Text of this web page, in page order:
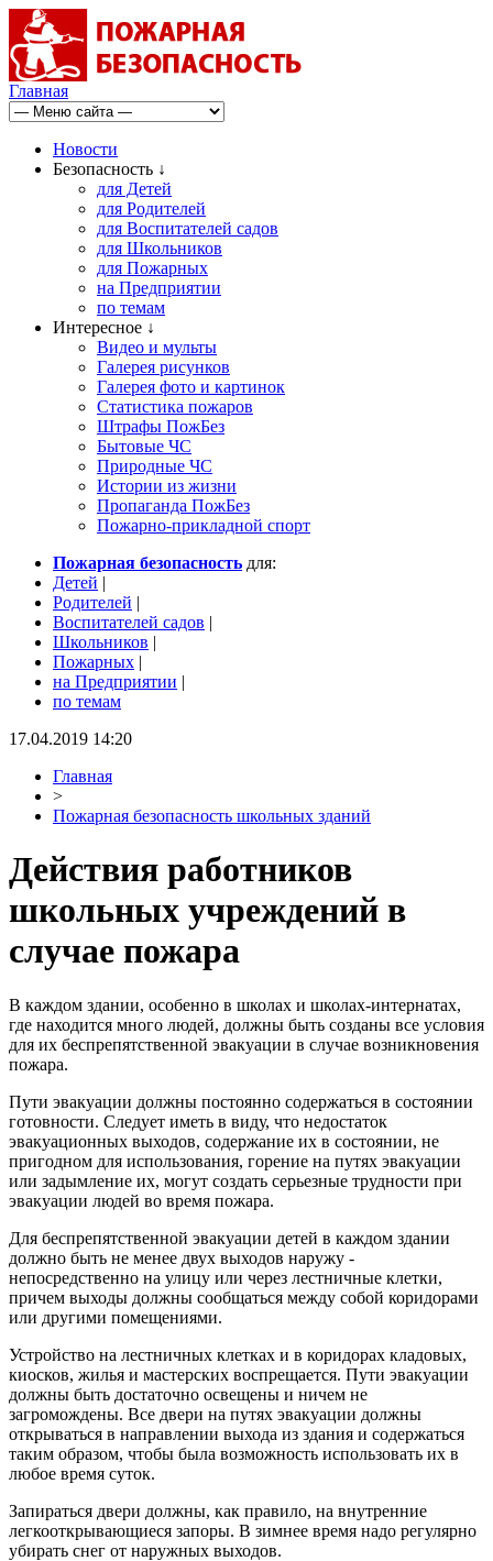
Главная
Новости
Безопасность ↓
для Детей
для Родителей
для Воспитателей садов
для Школьников
для Пожарных
на Предприятии
по темам
Интересное ↓
Видео и мульты
Галерея рисунков
Галерея фото и картинок
Статистика пожаров
Штрафы ПожБез
Бытовые ЧС
Природные ЧС
Истории из жизни
Пропаганда ПожБез
Пожарно-прикладной спорт
Пожарная безопасность для:
Детей |
Родителей |
Воспитателей садов |
Школьников |
Пожарных |
на Предприятии |
по темам
17.04.2019 14:20
Главная
>
Пожарная безопасность школьных зданий
Действия работников
школьных учреждений в
случае пожара
В каждом здании, особенно в школах и школах-интернатах,
где находится много людей, должны быть созданы все условия
для их беспрепятственной эвакуации в случае возникновения
пожара.
Пути эвакуации должны постоянно содержаться в состоянии
готовности. Следует иметь в виду, что недостаток
эвакуационных выходов, содержание их в состоянии, не
пригодном для использования, горение на путях эвакуации
или задымление их, могут создать серьезные трудности при
эвакуации людей во время пожара.
Для беспрепятственной эвакуации детей в каждом здании
должно быть не менее двух выходов наружу -
непосредственно на улицу или через лестничные клетки,
причем выходы должны сообщаться между собой коридорами
или другими помещениями.
Устройство на лестничных клетках и в коридорах кладовых,
киосков, жилья и мастерских воспрещается. Пути эвакуации
должны быть достаточно освещены и ничем не
загромождены. Все двери на путях эвакуации должны
открываться в направлении выхода из здания и содержаться
таким образом, чтобы была возможность использовать их в
любое время суток.
Запираться двери должны, как правило, на внутренние
легкооткрывающиеся запоры. В зимнее время надо регулярно
убирать снег от наружных выходов.